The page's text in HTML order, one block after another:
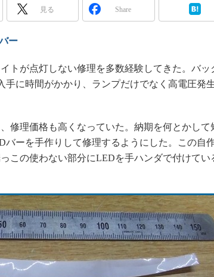
知識
とノイ
動入門講
験はど
Z-Wave
見る Share
ー
トが点灯しない修理を多数経験してきた。バッ
手に時間がかかり、ランプだけでなく高電圧発
修理価格も高くなっていた。納期を何とかして
バーを手作りして修理するようにした。この自
この使わない部分にLEDを手ハンダで付けてい